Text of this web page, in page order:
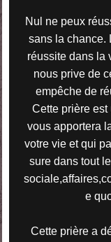
Nul ne peux
sans la chance.
réussite dans la
nous prive de
empêche de
Cette prière
vous apportera
votre vie et qui
sure dans tout
e
Cette prière a